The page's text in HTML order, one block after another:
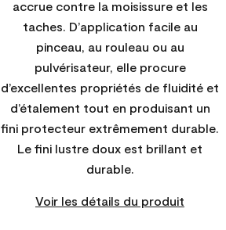
accrue contre la moisissure et les
taches. D’application facile au
pinceau, au rouleau ou au
pulvérisateur, elle procure
d’excellentes propriétés de fluidité et
d’étalement tout en produisant un
fini protecteur extrêmement durable.
Le fini lustre doux est brillant et
durable.
Voir les détails du produit